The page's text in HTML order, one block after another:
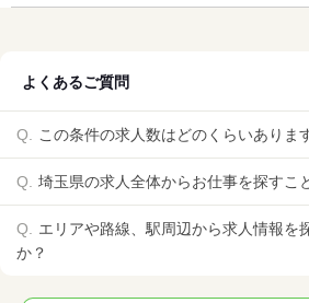
よくあるご質問
この条件の求人数はどのくらいありま
埼玉県の求人全体からお仕事を探すこ
エリアや路線、駅周辺から求人情報を
か？